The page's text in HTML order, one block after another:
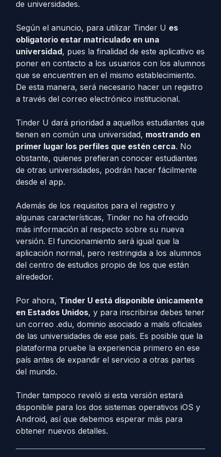
de universidades.
Según el anuncio, para utilizar Tinder U es
obligatorio estar matriculado en una
universidad, pues la finalidad de este aplicativo es
poner en contacto a los usuarios con los alumnos
que se encuentren en el mismo establecimiento.
De esta manera, será necesario hacer un registro
a través del correo electrónico institucional.
Tinder U dará prioridad a aquellos estudiantes que
tienen en común una universidad, mostrando en
primer lugar los perfiles que estén cerca. No
obstante, quienes prefieran conocer estudiantes
de otras universidades, podrán hacer fácilmente
desde el app.
Además de los requisitos para el registro y
algunas características, Tinder no ha ofrecido
más información al respecto sobre su nueva
versión. El funcionamiento será igual que la
aplicación normal, pero restringida a los alumnos
del centro de estudios propio de los que están
alrededor.
Por ahora, Tinder U está disponible únicamente
en Estados Unidos, y para inscribirse debes tener
un correo .edu, dominio asociado a mails oficiales
de las universidades de ese país. Es posible que la
plataforma pruebe la experiencia primero en ese
país antes de expandir el servicio a otras partes
del mundo.
Tinder tampoco reveló si esta versión estará
disponible para los dos sistemas operativos iOS y
Android, así que debemos esperar más para
obtener nuevos detalles.